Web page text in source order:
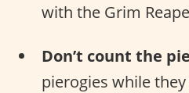
with the Grim
Don’t count the
pierogies while